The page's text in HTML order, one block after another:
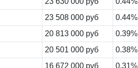
23 508 000 руб 0.44%
20 813 000 руб 0.39%
20 501 000 руб 0.38%
16 672 000 руб 0.31%